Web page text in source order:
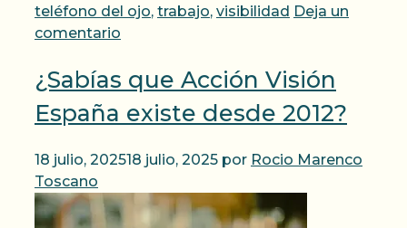
teléfono del ojo, trabajo, visibilidad Deja un
comentario
¿Sabías que Acción Visión
España existe desde 2012?
18 julio, 202518 julio, 2025 por Rocio Marenco
Toscano